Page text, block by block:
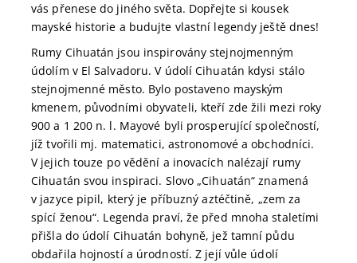
vás přenese do jiného světa. Dopřejte si kousek
mayské historie a budujte vlastní legendy ještě dnes!
Rumy Cihuatán jsou inspirovány stejnojmenným
údolím v El Salvadoru. V údolí Cihuatán kdysi stálo
stejnojmenné město. Bylo postaveno mayským
kmenem, původními obyvateli, kteří zde žili mezi roky
900 a 1 200 n. l. Mayové byli prosperující společností,
jíž tvořili mj. matematici, astronomové a obchodníci.
V jejich touze po vědění a inovacích nalézají rumy
Cihuatán svou inspiraci. Slovo „Cihuatán“ znamená
v jazyce pipil, který je příbuzný aztéčtině, „zem za
spící ženou“. Legenda praví, že před mnoha staletími
přišla do údolí Cihuatán bohyně, jež tamní půdu
obdařila hojností a úrodností. Z její vůle údolí